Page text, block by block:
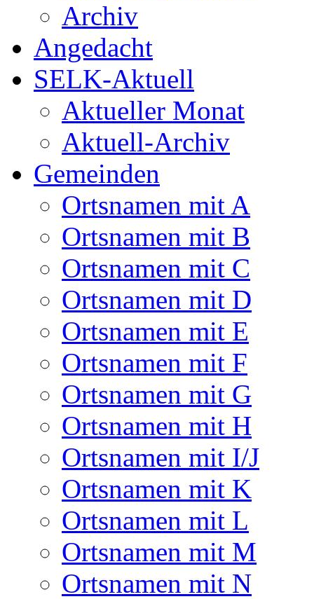
Archiv
Angedacht
SELK-Aktuell
Aktueller Monat
Aktuell-Archiv
Gemeinden
Ortsnamen mit A
Ortsnamen mit B
Ortsnamen mit C
Ortsnamen mit D
Ortsnamen mit E
Ortsnamen mit F
Ortsnamen mit G
Ortsnamen mit H
Ortsnamen mit I/J
Ortsnamen mit K
Ortsnamen mit L
Ortsnamen mit M
Ortsnamen mit N